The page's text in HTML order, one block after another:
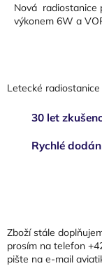
Nová radiostanice
výkonem 6W a
Letecké
30 let
Rychlé
aZboží stále
prosím na telefon
pište na e-mail